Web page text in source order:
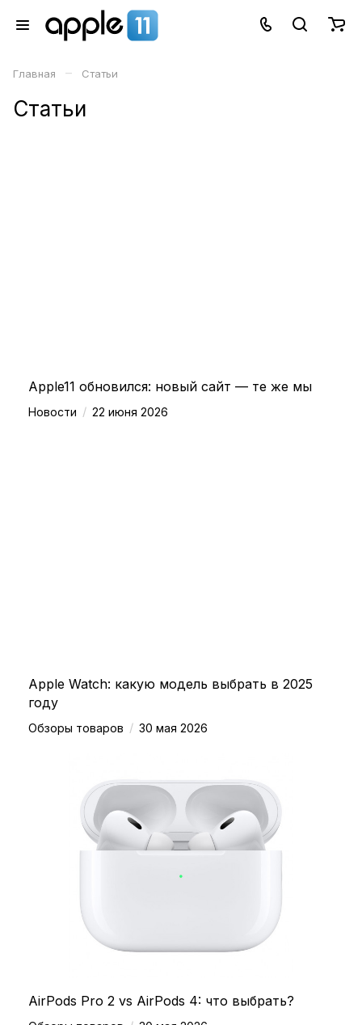
Главная – Статьи
Статьи
Apple11 обновился: новый сайт — те же мы
Новости / 22 июня 2026
Apple Watch: какую модель выбрать в 2025
году
Обзоры товаров / 30 мая 2026
AirPods Pro 2 vs AirPods 4: что выбрать?